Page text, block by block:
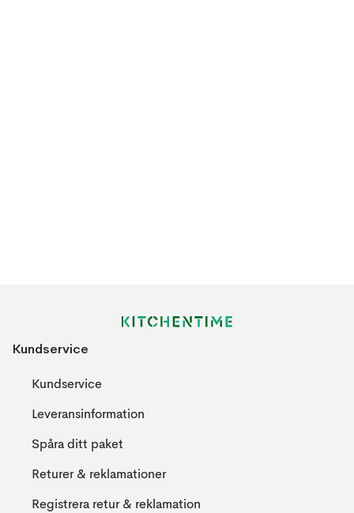
Kundservice
Kundservice
Leveransinformation
Spåra ditt paket
Returer & reklamationer
Registrera retur & reklamation